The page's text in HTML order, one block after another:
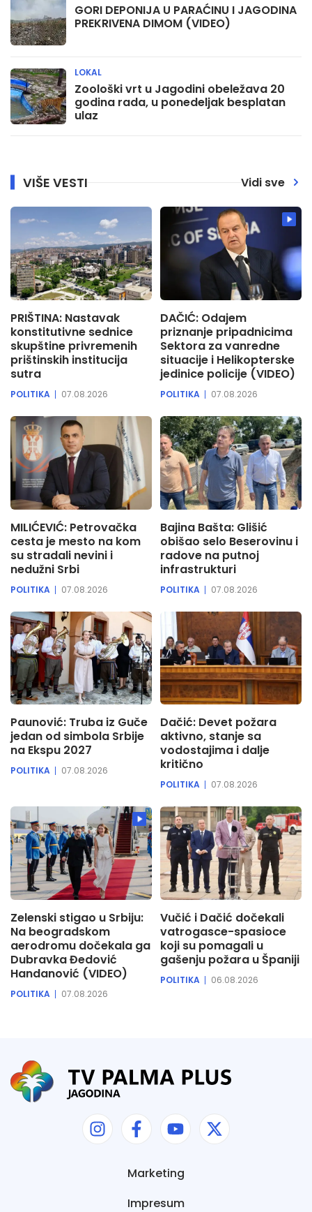
GORI DEPONIJA U PARAĆINU I JAGODINA
PREKRIVENA DIMOM (VIDEO)
Zoološki vrt u Jagodini obeležava 20
godina rada, u ponedeljak besplatan
ulaz
LOKAL
VIŠE VESTI Vidi sve
PRIŠTINA: Nastavak
konstitutivne sednice
skupštine privremenih
prištinskih institucija
sutra
POLITIKA 07.08.2026
DAČIĆ: Odajem
priznanje pripadnicima
Sektora za vanredne
situacije i Helikopterske
jedinice policije (VIDEO)
POLITIKA 07.08.2026
MILIĆEVIĆ: Petrovačka
cesta je mesto na kom
su stradali nevini i
nedužni Srbi
POLITIKA 07.08.2026
Bajina Bašta: Glišić
obišao selo Beserovinu i
radove na putnoj
infrastrukturi
POLITIKA 07.08.2026
Paunović: Truba iz Guče
jedan od simbola Srbije
na Ekspu 2027
POLITIKA 07.08.2026
Dačić: Devet požara
aktivno, stanje sa
vodostajima i dalje
kritično
POLITIKA 07.08.2026
Zelenski stigao u Srbiju:
Na beogradskom
aerodromu dočekala ga
Dubravka Đedović
Handanović (VIDEO)
POLITIKA 07.08.2026
Vučić i Dačić dočekali
vatrogasce-spasioce
koji su pomagali u
gašenju požara u Španiji
POLITIKA 06.08.2026
Marketing
Impresum